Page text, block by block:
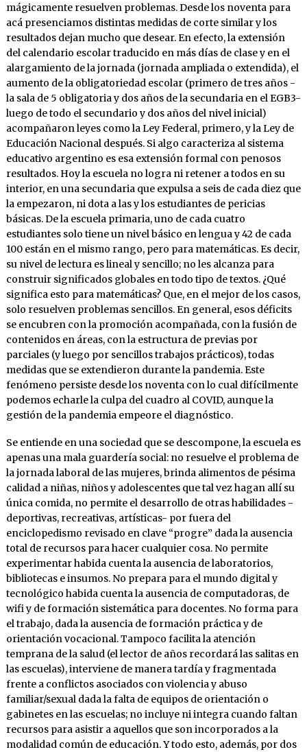
mágicamente resuelven problemas. Desde los noventa para
acá presenciamos distintas medidas de corte similar y los
resultados dejan mucho que desear. En efecto, la extensión
del calendario escolar traducido en más días de clase y en el
alargamiento de la jornada (jornada ampliada o extendida), el
aumento de la obligatoriedad escolar (primero de tres años -
la sala de 5 obligatoria y dos años de la secundaria en el EGB3-
luego de todo el secundario y dos años del nivel inicial)
acompañaron leyes como la Ley Federal, primero, y la Ley de
Educación Nacional después. Si algo caracteriza al sistema
educativo argentino es esa extensión formal con penosos
resultados. Hoy la escuela no logra ni retener a todos en su
interior, en una secundaria que expulsa a seis de cada diez que
la empezaron, ni dota a las y los estudiantes de pericias
básicas. De la escuela primaria, uno de cada cuatro
estudiantes solo tiene un nivel básico en lengua y 42 de cada
100 están en el mismo rango, pero para matemáticas. Es decir,
su nivel de lectura es lineal y sencillo; no les alcanza para
construir significados globales en todo tipo de textos. ¿Qué
significa esto para matemáticas? Que, en el mejor de los casos,
solo resuelven problemas sencillos. En general, esos déficits
se encubren con la promoción acompañada, con la fusión de
contenidos en áreas, con la estructura de previas por
parciales (y luego por sencillos trabajos prácticos), todas
medidas que se extendieron durante la pandemia. Este
fenómeno persiste desde los noventa con lo cual difícilmente
podemos echarle la culpa del cuadro al COVID, aunque la
gestión de la pandemia empeore el diagnóstico.
Se entiende en una sociedad que se descompone, la escuela es
apenas una mala guardería social: no resuelve el problema de
la jornada laboral de las mujeres, brinda alimentos de pésima
calidad a niñas, niños y adolescentes que tal vez hagan allí su
única comida, no permite el desarrollo de otras habilidades -
deportivas, recreativas, artísticas- por fuera del
enciclopedismo revisado en clave “progre” dada la ausencia
total de recursos para hacer cualquier cosa. No permite
experimentar habida cuenta la ausencia de laboratorios,
bibliotecas e insumos. No prepara para el mundo digital y
tecnológico habida cuenta la ausencia de computadoras, de
wifi y de formación sistemática para docentes. No forma para
el trabajo, dada la ausencia de formación práctica y de
orientación vocacional. Tampoco facilita la atención
temprana de la salud (el lector de años recordará las salitas en
las escuelas), interviene de manera tardía y fragmentada
frente a conflictos asociados con violencia y abuso
familiar/sexual dada la falta de equipos de orientación o
gabinetes en las escuelas; no incluye ni integra cuando faltan
recursos para asistir a aquellos que son incorporados a la
modalidad común de educación. Y todo esto, además, por dos